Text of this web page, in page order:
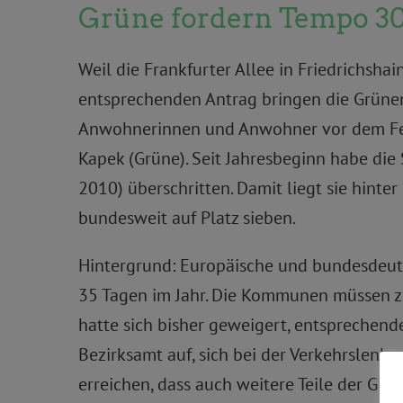
Grüne fordern Tempo
Weil die Frankfurter Allee in
entsprechenden Antrag bringen die
Anwohnerinnen und Anwohner vor dem
Kapek (Grüne). Seit Jahresbeginn habe
2010) überschritten. Damit liegt sie
bundesweit auf Platz sieben.
Hintergrund: Europäische und
35 Tagen im Jahr. Die Kommunen
hatte sich bisher geweigert,
Bezirksamt auf, sich bei der
erreichen, dass auch weitere Teile der